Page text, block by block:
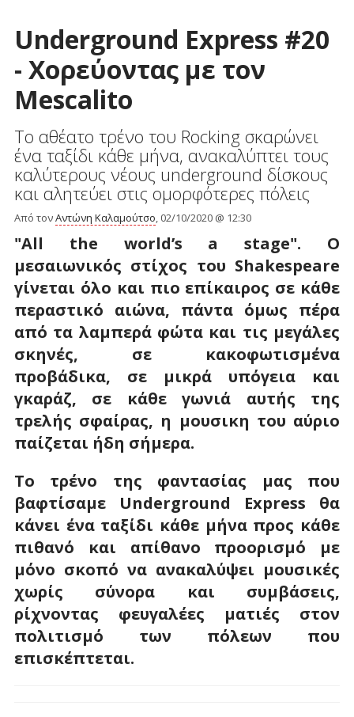
Underground Express #20
- Χορεύοντας με τον
Mescalito
Το αθέατο τρένο του Rocking σκαρώνει
ένα ταξίδι κάθε μήνα, ανακαλύπτει τους
καλύτερους νέους underground δίσκους
και αλητεύει στις ομορφότερες πόλεις
Από τονΑντώνη Καλαμούτσο, 02/10/2020 @ 12:30
"All the world’s a stage". Ο
μεσαιωνικός στίχος του Shakespeare
γίνεται όλο και πιο επίκαιρος σε κάθε
περαστικό αιώνα, πάντα όμως πέρα
από τα λαμπερά φώτα και τις μεγάλες
σκηνές, σε κακοφωτισμένα
προβάδικα, σε μικρά υπόγεια και
γκαράζ, σε κάθε γωνιά αυτής της
τρελής σφαίρας, η μουσικη του αύριο
παίζεται ήδη σήμερα.
Το τρένο της φαντασίας μας που
βαφτίσαμε Underground
Express θα
κάνει ένα ταξίδι κάθε μήνα προς κάθε
πιθανό και απίθανο προορισμό με
μόνο σκοπό να ανακαλύψει μουσικές
χωρίς σύνορα και συμβάσεις,
ρίχνοντας φευγαλέες ματιές στον
πολιτισμό των πόλεων που
επισκέπτεται.